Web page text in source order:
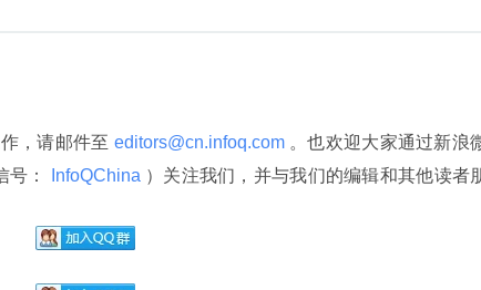
，请邮件至 editors@cn.infoq.com 。也欢迎大家通过新浪
号： InfoQChina ）关注我们，并与我们的编辑和其他读者